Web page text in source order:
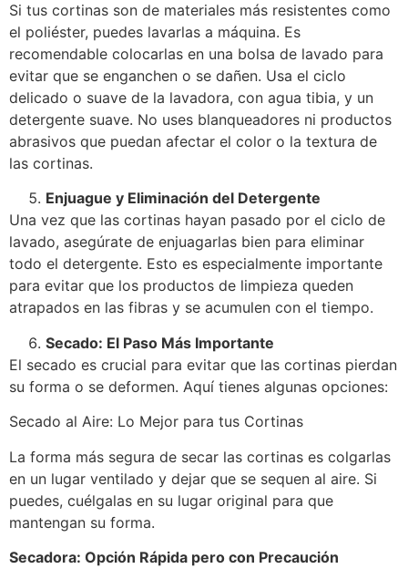
Si tus cortinas son de materiales más resistentes como
el poliéster, puedes lavarlas a máquina. Es
recomendable colocarlas en una bolsa de lavado para
evitar que se enganchen o se dañen. Usa el ciclo
delicado o suave de la lavadora, con agua tibia, y un
detergente suave. No uses blanqueadores ni productos
abrasivos que puedan afectar el color o la textura de
las cortinas.
Enjuague y Eliminación del Detergente
Una vez que las cortinas hayan pasado por el ciclo de
lavado, asegúrate de enjuagarlas bien para eliminar
todo el detergente. Esto es especialmente importante
para evitar que los productos de limpieza queden
atrapados en las fibras y se acumulen con el tiempo.
Secado: El Paso Más Importante
El secado es crucial para evitar que las cortinas pierdan
su forma o se deformen. Aquí tienes algunas opciones:
Secado al Aire: Lo Mejor para tus Cortinas
La forma más segura de secar las cortinas es colgarlas
en un lugar ventilado y dejar que se sequen al aire. Si
puedes, cuélgalas en su lugar original para que
mantengan su forma.
Secadora: Opción Rápida pero con Precaución